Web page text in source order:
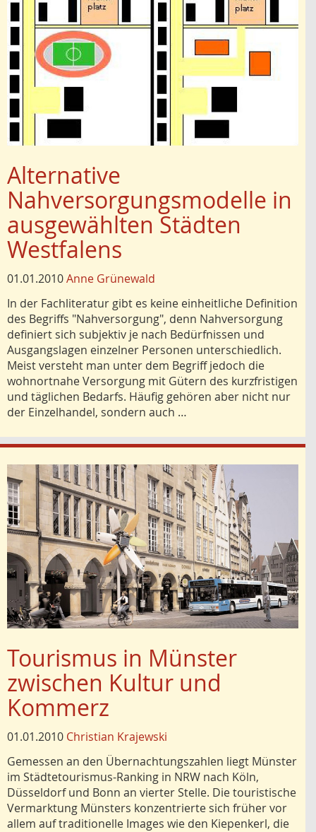
Alternative
Nahversorgungsmodelle in
ausgewählten Städten
Westfalens
01.01.2010Anne Grünewald
In der Fachliteratur gibt es keine einheitliche Definition
des Begriffs "Nahversorgung", denn Nahversorgung
definiert sich subjektiv je nach Bedürfnissen und
Ausgangslagen einzelner Personen unterschiedlich.
Meist versteht man unter dem Begriff jedoch die
wohnortnahe Versorgung mit Gütern des kurzfristigen
und täglichen Bedarfs. Häufig gehören aber nicht nur
der Einzelhandel, sondern auch …
Tourismus in Münster
zwischen Kultur und
Kommerz
01.01.2010 Christian Krajewski
Gemessen an den Übernachtungszahlen liegt Münster
im Städtetourismus-Ranking in NRW nach Köln,
Düsseldorf und Bonn an vierter Stelle. Die touristische
Vermarktung Münsters konzentrierte sich früher vor
allem auf traditionelle Images wie den Kiepenkerl, die